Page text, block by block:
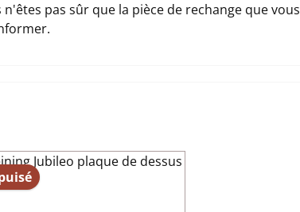
pas sûr que la pièce de rechange que vous